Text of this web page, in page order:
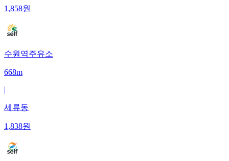
1,858원
수원역주유소
668m
|
세류동
1,838원